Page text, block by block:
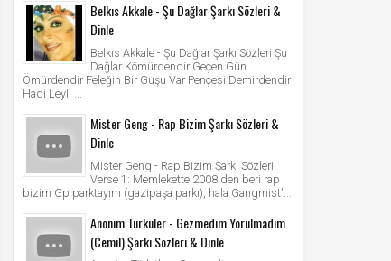
Belkıs Akkale - Şu Dağlar Şarkı Sözleri &
Dinle
Belkıs Akkale - Şu Dağlar Şarkı Sözleri Şu
Dağlar Kömürdendir Geçen Gün
Ömürdendir Feleğin Bir Guşu Var Pençesi Demirdendir
Hadi Leyli ...
Mister Geng - Rap Bizim Şarkı Sözleri &
Dinle
Mister Geng - Rap Bizim Şarkı Sözleri
Verse 1: Memlekette 2008'den beri rap
bizim Gp parktayım (gazipaşa parkı), hala Gangmist'...
Anonim Türküler - Gezmedim Yorulmadım
(Cemil) Şarkı Sözleri & Dinle